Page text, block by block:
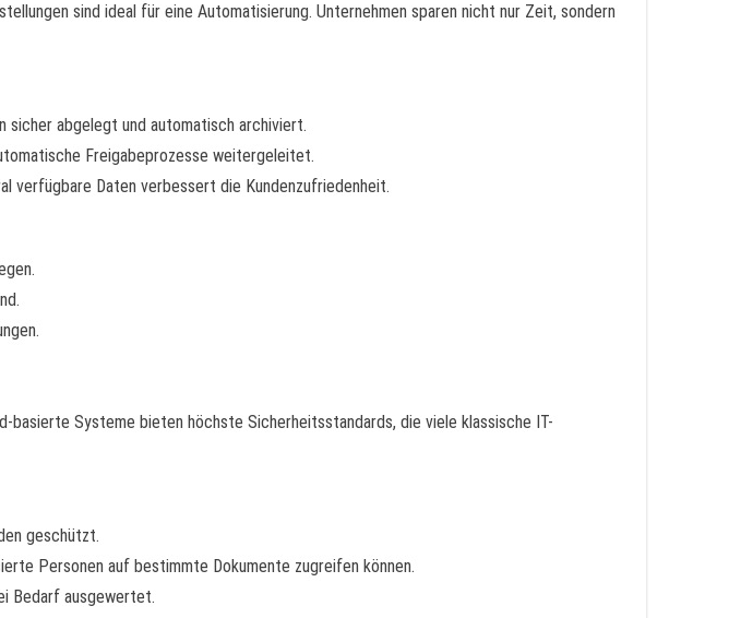
sind ideal für eine Automatisierung. Unternehmen sparen nicht nur Zeit, sondern
sicher abgelegt und automatisch archiviert.
Freigabeprozesse weitergeleitet.
verfügbare Daten verbessert die Kundenzufriedenheit.
basierte Systeme bieten höchste Sicherheitsstandards, die viele klassische IT-
geschützt.
Personen auf bestimmte Dokumente zugreifen können.
Bedarf ausgewertet.